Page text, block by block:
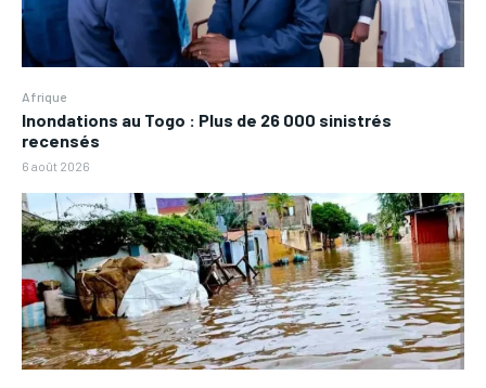
Afrique
Inondations au Togo : Plus de 26 000 sinistrés
recensés
6 août 2026